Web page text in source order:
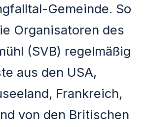
Gemeinde. So
Organisatoren des
(SVB) regelmäßig
aus den USA,
Frankreich,
von den Britischen